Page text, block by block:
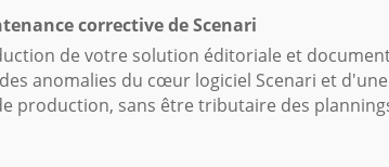
corrective de Scenari
de votre solution éditoriale et
anomalies du cœur logiciel Scenari et
production, sans être tributaire des